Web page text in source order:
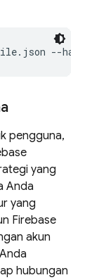
--hash-
pengguna,
yang
Anda
yang
Firebase
akun
hubungan